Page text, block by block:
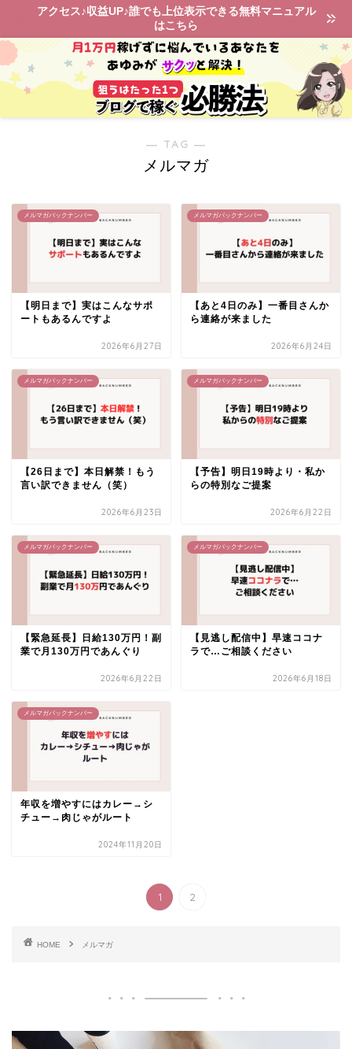
アクセス♪収益UP♪誰でも上位表示できる無料マニュアル
はこちら
― TAG ―
メルマガ
メルマガバックナンバー
【明日まで】実はこんなサポ
ートもあるんですよ
2026年6月27日
メルマガバックナンバー
【あと4日のみ】一番目さんか
ら連絡が来ました
2026年6月24日
メルマガバックナンバー
【26日まで】本日解禁！もう
言い訳できません（笑）
2026年6月23日
メルマガバックナンバー
【予告】明日19時より・私か
らの特別なご提案
2026年6月22日
メルマガバックナンバー
【緊急延長】日給130万円！副
業で月130万円であんぐり
2026年6月22日
メルマガバックナンバー
【見逃し配信中】早速ココナ
ラで…ご相談ください
2026年6月18日
メルマガバックナンバー
年収を増やすにはカレー→シ
チュー→肉じゃがルート
2024年11月20日
1 2
HOME メルマガ